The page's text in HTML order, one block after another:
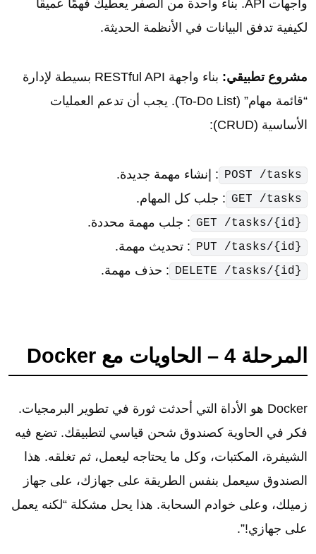
واجهات API. بناء واحدة من الصفر يعطيك فهمًا عميقًا
لكيفية تدفق البيانات في الأنظمة الحديثة.
مشروع تطبيقي:
بناء واجهة RESTful API بسيطة لإدارة
“قائمة مهام” (To-Do List). يجب أن تدعم العمليات
الأساسية (CRUD):
POST /tasks : إنشاء مهمة جديدة.
GET /tasks : جلب كل المهام.
GET /tasks/{id} : جلب مهمة محددة.
PUT /tasks/{id} : تحديث مهمة.
DELETE /tasks/{id} : حذف مهمة.
المرحلة 4 – الحاويات مع Docker
Docker هو الأداة التي أحدثت ثورة في تطوير البرمجيات.
فكر في الحاوية كصندوق شحن قياسي لتطبيقك. تضع فيه
الشيفرة، المكتبات، وكل ما يحتاجه ليعمل، ثم تغلقه. هذا
الصندوق سيعمل بنفس الطريقة على جهازك، على جهاز
زميلك، وعلى خوادم السحابة. هذا يحل مشكلة “لكنه يعمل
على جهازي!”.